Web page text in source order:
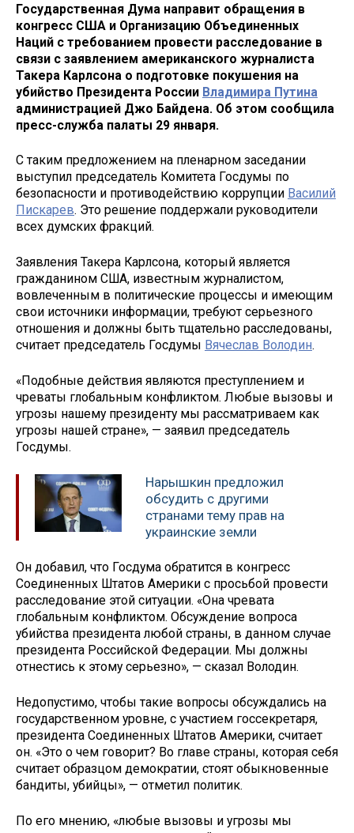
Государственная Дума направит обращения в
конгресс США и Организацию Объединенных
Наций с требованием провести расследование в
связи с заявлением американского журналиста
Такера Карлсона о подготовке покушения на
убийство Президента России Владимира Путина
администрацией Джо Байдена. Об этом сообщила
пресс-служба палаты 29 января.
С таким предложением на пленарном заседании
выступил председатель Комитета Госдумы по
безопасности и противодействию коррупции Василий
Пискарев. Это решение поддержали руководители
всех думских фракций.
Заявления Такера Карлсона, который является
гражданином США, известным журналистом,
вовлеченным в политические процессы и имеющим
свои источники информации, требуют серьезного
отношения и должны быть тщательно расследованы,
считает председатель Госдумы Вячеслав Володин.
«Подобные действия являются преступлением и
чреваты глобальным конфликтом. Любые вызовы и
угрозы нашему президенту мы рассматриваем как
угрозы нашей стране», — заявил председатель
Госдумы.
Нарышкин предложил
обсудить с другими
странами тему прав на
украинские земли
Он добавил, что Госдума обратится в конгресс
Соединенных Штатов Америки с просьбой провести
расследование этой ситуации. «Она чревата
глобальным конфликтом. Обсуждение вопроса
убийства президента любой страны, в данном случае
президента Российской Федерации. Мы должны
отнестись к этому серьезно», — сказал Володин.
Недопустимо, чтобы такие вопросы обсуждались на
государственном уровне, с участием госсекретаря,
президента Соединенных Штатов Америки, считает
он. «Это о чем говорит? Во главе страны, которая себя
считает образцом демократии, стоят обыкновенные
бандиты, убийцы», — отметил политик.
По его мнению, «любые вызовы и угрозы мы